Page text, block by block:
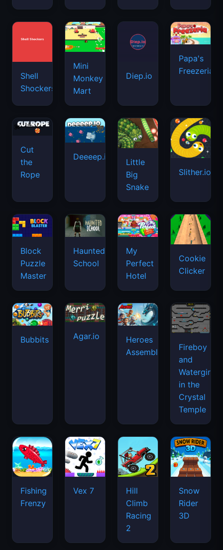
Shell
Shockers
Mini
Monkey
Mart
Diep.io
Papa's
Freezeria
Cut
the
Rope
Deeeep.io
Little
Big
Snake
Slither.io
Block
Puzzle
Master
Haunted
School
My
Perfect
Hotel
Cookie
Clicker
Bubbits Agar.io
Heroes
Assemble
Fireboy
and
Watergirl
in the
Crystal
Temple
Fishing
Frenzy
Vex 7
Hill
Climb
Racing
2
Snow
Rider
3D